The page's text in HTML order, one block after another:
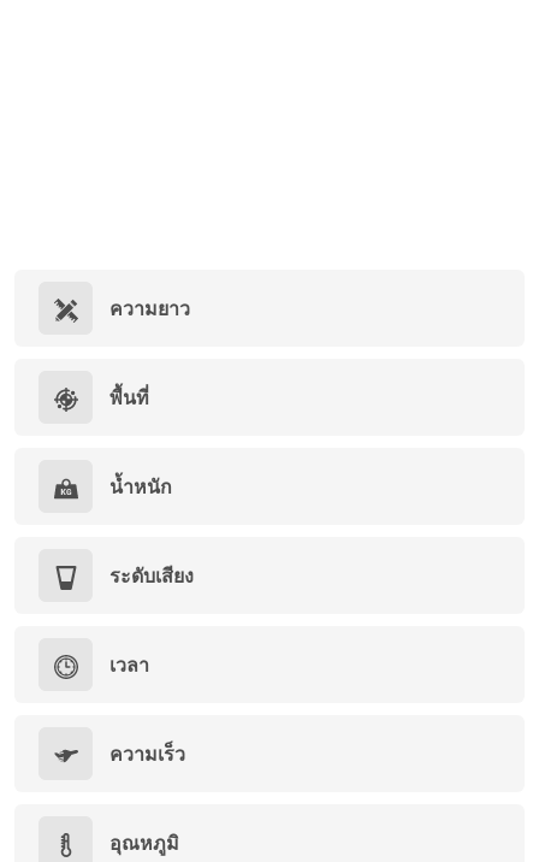
ความยาว
พื้นที่
น้ำหนัก
ระดับเสียง
เวลา
ความเร็ว
อุณหภูมิ